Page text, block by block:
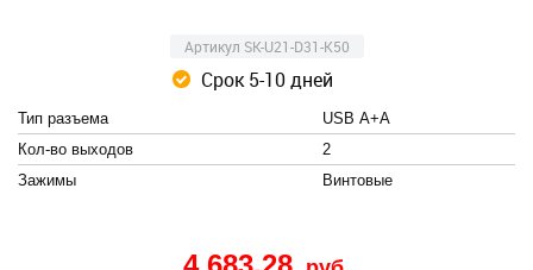
Артикул SK-U21-D31-K50
Срок 5-10 дней
Тип разъема
USB А+А
Кол-во выходов
2
Зажимы
Винтовые